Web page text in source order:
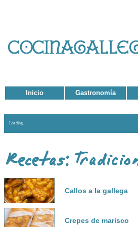
Inicio Gastronomía
Loading
Callos a la gallega
Crepes de marisco